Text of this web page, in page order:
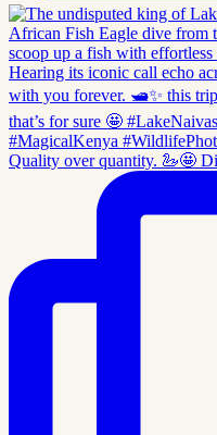
Quality over quantity. 🦢🤩